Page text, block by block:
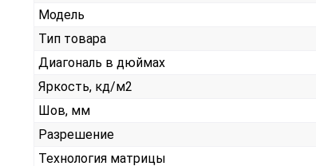
Модель
Тип товара
Диагональ в дюймах
Яркость, кд/м2
Шов, мм
Разрешение
Технология матрицы